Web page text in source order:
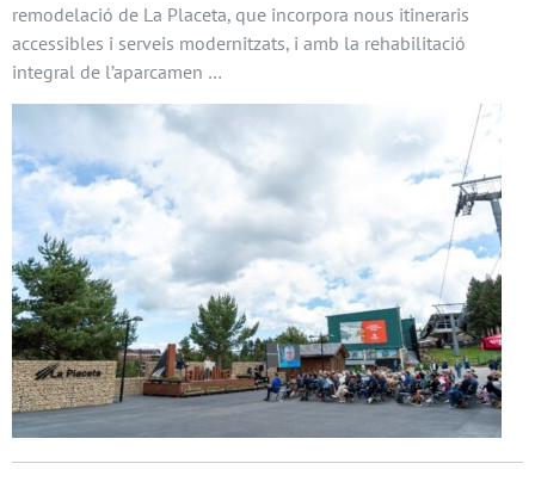
remodelació de La Placeta, que incorpora nous itineraris
accessibles i serveis modernitzats, i amb la rehabilitació
integral de l’aparcamen …